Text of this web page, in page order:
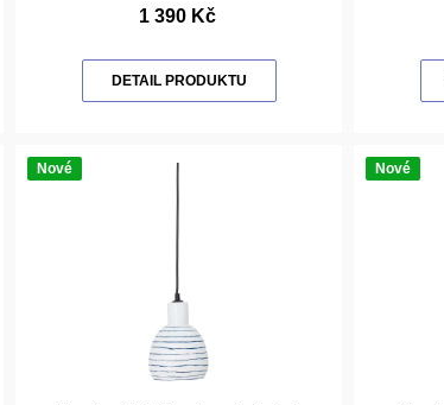
1 390 Kč
DETAIL PRODUKTU
Nové Nové